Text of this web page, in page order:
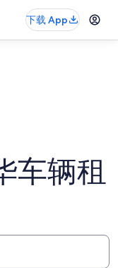
下载 App
车辆租